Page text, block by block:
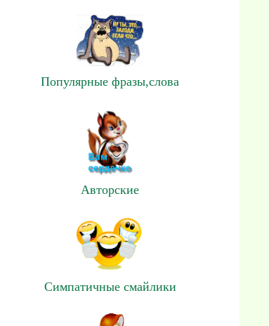
Популярные фразы,слова
Авторские
Симпатичные смайлики